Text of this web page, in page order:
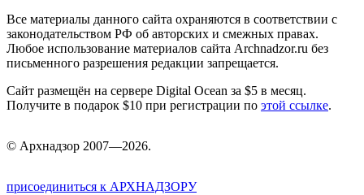
Все материалы данного сайта охраняются в соответствии с
законодательством РФ об авторских и смежных правах.
Любое использование материалов сайта Archnadzor.ru без
письменного разрешения редакции запрещается.
Сайт размещён на сервере Digital Ocean за $5 в месяц.
Получите в подарок $10 при регистрации по этой ссылке.
© Архнадзор 2007—2026.
присоединиться к АРХНАДЗОРУ